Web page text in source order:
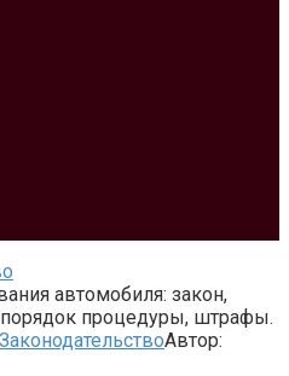
автомобиля: закон,
процедуры, штрафы.
ЗаконодательствоАвтор: